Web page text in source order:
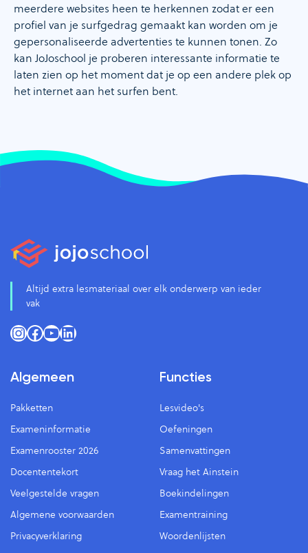
meerdere websites heen te herkennen zodat er een
profiel van je surfgedrag gemaakt kan worden om je
gepersonaliseerde advertenties te kunnen tonen. Zo
kan JoJoschool je proberen interessante informatie te
laten zien op het moment dat je op een andere plek op
het internet aan het surfen bent.
Altijd extra lesmateriaal over elk onderwerp van ieder
vak
Instagram
Facebook
YouTube
LinkedIn
Algemeen
Pakketten
Exameninformatie
Examenrooster 2026
Docententekort
Veelgestelde vragen
Algemene voorwaarden
Privacyverklaring
Functies
Lesvideo's
Oefeningen
Samenvattingen
Vraag het Ainstein
Boekindelingen
Examentraining
Woordenlijsten